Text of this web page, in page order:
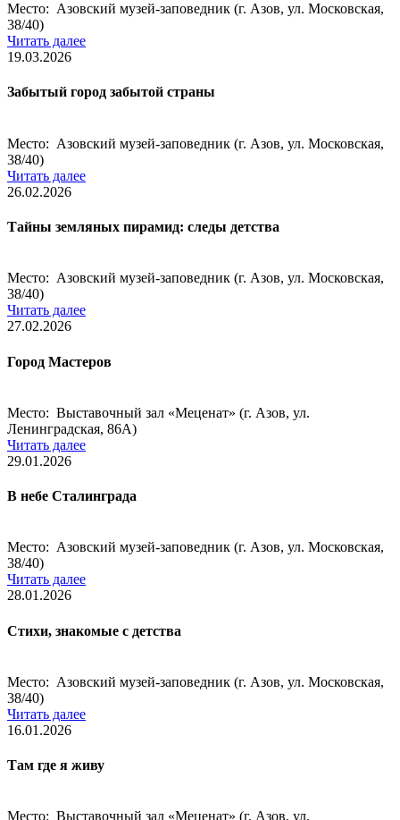
Место: Азовский музей-заповедник (г. Азов, ул. Московская,
38/40)
Читать далее
19.03.2026
Забытый город забытой страны
Место: Азовский музей-заповедник (г. Азов, ул. Московская,
38/40)
Читать далее
26.02.2026
Тайны земляных пирамид: следы детства
Место: Азовский музей-заповедник (г. Азов, ул. Московская,
38/40)
Читать далее
27.02.2026
Город Мастеров
Место: Выставочный зал «Меценат» (г. Азов, ул.
Ленинградская, 86А)
Читать далее
29.01.2026
В небе Сталинграда
Место: Азовский музей-заповедник (г. Азов, ул. Московская,
38/40)
Читать далее
28.01.2026
Стихи, знакомые с детства
Место: Азовский музей-заповедник (г. Азов, ул. Московская,
38/40)
Читать далее
16.01.2026
Там где я живу
Место: Выставочный зал «Меценат» (г. Азов, ул.